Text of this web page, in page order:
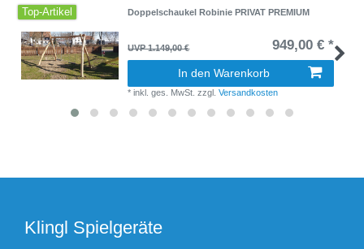
Top-Artikel Doppelschaukel Robinie PRIVAT PREMIUM
UVP 1.149,00 € 949,00 € *
In den Warenkorb
*inkl. ges. MwSt. zzgl.Versandkosten
Klingl Spielgeräte